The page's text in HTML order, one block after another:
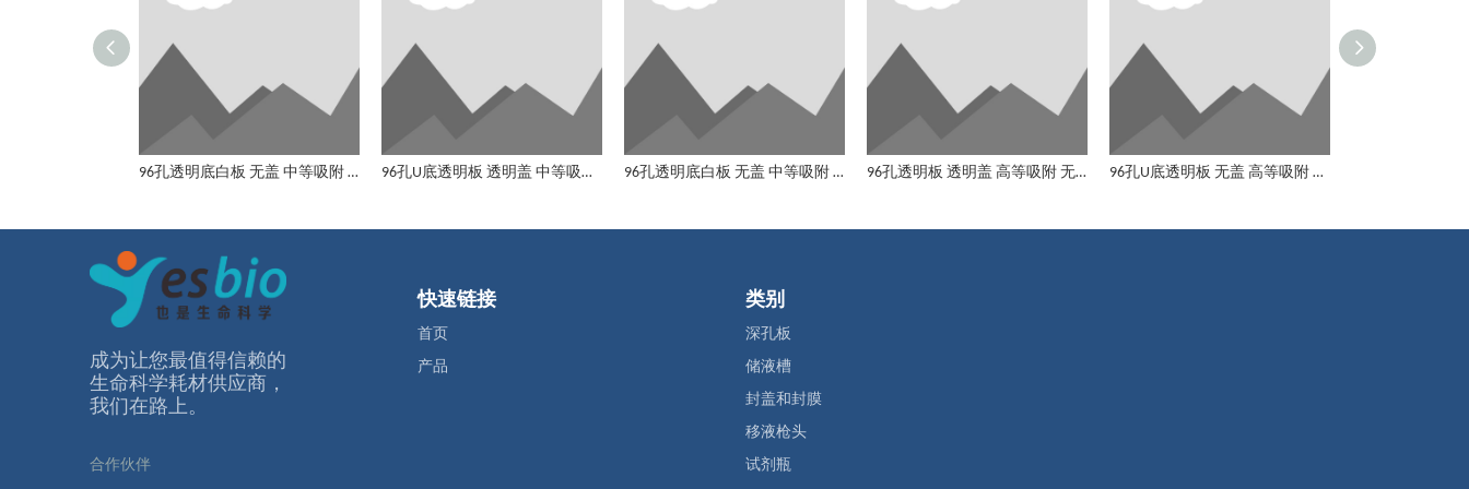
96孔透明底白板 无盖 中等吸附 无菌 96孔U底透明板 透明盖 中等吸附 无菌 96孔透明底白板 无盖 中等吸附 非无菌 96孔透明板 透明盖 高等吸附 无菌 96孔U底透明板 无盖 高等吸附 非无菌
成为让您最值得信赖的
⽣命科学耗材供应商，
我们在路上。
合作伙伴
快速链接
首页
产品
类别
深孔板
储液槽
封盖和封膜
移液枪头
试剂瓶